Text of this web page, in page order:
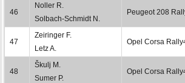
46
Noller R.
Solbach-Schmidt N.
Peugeot 208
47
Zeiringer F.
Letz A.
Opel Corsa
48
Škulj M.
Sumer P.
Opel Corsa